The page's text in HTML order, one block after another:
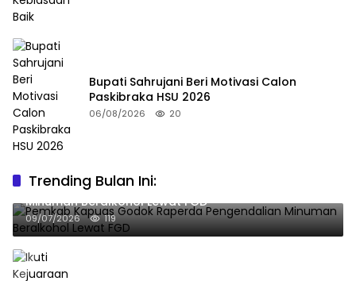
Bupati Sahrujani Beri Motivasi Calon
Paskibraka HSU 2026
06/08/2026 20
Trending Bulan Ini:
Pemkab Kapuas Godok Raperda Pengendalian
Minuman Beralkohol Lewat FGD
09/07/2026 119